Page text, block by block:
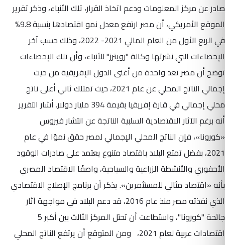
صادر عن مركز المعلومات ودعم اتخاذ القرار، تلك الأنباء، وذكر تقرير
الموقع الأمريكي، أن مصر ارتفع معدل نمو اقتصادها بنسبة 9.8%
في الربع الأول من العام المالي 2021- 2022، وذلك حسب آخر
الإحصاءات التي نشرتها وكالة "رويترز" للأنباء، وأن تلك الإحصاءات
توضح أن مصر تعد واحدة من أغنى الدول الإفريقية من حيث
إجمالي الناتج المحلي عن عام 2021، حيث تمتلك ثاني أعلى ناتج
محلي إجمالي في قارة إفريقيا بقيمة 394 مليار دولار. أشار التقرير
أنه برغم الآثار الاقتصادية السلبية الناتجة عن انتشار فيروس
«كورونا»، فإن الناتج المحلي الإجمالي لمصر حقق نموًا في عام
2021، بفضل تمتع البلاد باقتصاد متنوع يعتمد على صادرات الوقود
الأحفوري والأنشطة الزراعية والسياحية، واصفًا الاقتصاد المصري
بأنه «اقتصاد مثالي للمستثمرين». يذكر أن برنامج الإصلاح الاقتصادي
الذي نفذته مصر منذ عام 2016، قد دعم البلاد في مواجهة آثار
جائحة "كورونا"، واستطاعت أن تحتل المركز الثالث بين أكبر 5
اقتصادات عربية لعام 2021، ومن المتوقع أن يرتفع الناتج المحلي